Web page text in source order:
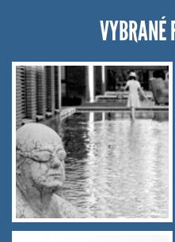
VYBRANÉ